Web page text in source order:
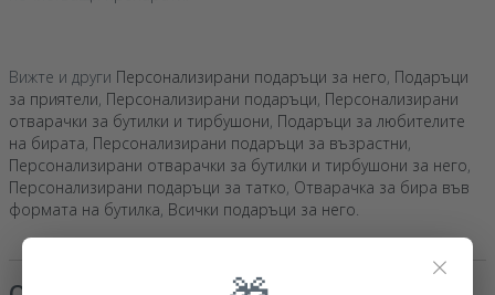
Вижте и други Персонализирани подаръци за него, Подаръци
за приятели, Персонализирани подаръци, Персонализирани
отварачки за бутилки и тирбушони, Подаръци за любителите
на бирата, Персонализирани подаръци за възрастни,
Персонализирани отварачки за бутилки и тирбушони за него,
Персонализирани подаръци за татко, Отварачка за бира във
формата на бутилка, Всички подаръци за него
×